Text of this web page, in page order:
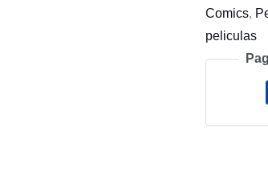
-
04
cantidad
Comics,
peliculas